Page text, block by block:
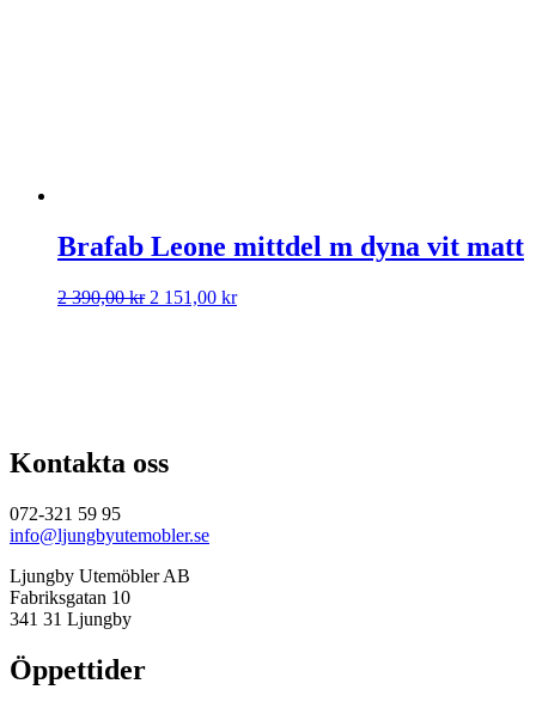
Brafab Leone mittdel m dyna vit matt
2 390,00kr Det
2 151,00 krDet
Kontakta oss
072-321 59 95
info@ljungbyutemobler.se
Ljungby Utemöbler AB
Fabriksgatan 10
341 31 Ljungby
Öppettider